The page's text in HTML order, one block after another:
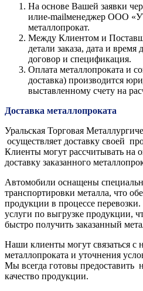
На основе Вашей заявки
илиe-mailменеджер ООО
металлопрокат.
Между Клиентом и
детали заказа, дата и
договор и спецификация.
Оплата металлопроката и
доставка) производится
выставленному счету на
Доставка металлопроката
Уральская Торговая
осуществляет доставку своей
Клиенты могут рассчитывать на
доставку заказанного
Автомобили оснащены
транспортировки металла, что
продукции в процессе
услуги по выгрузке продукции,
быстро получить заказанный
Наши клиенты могут связаться с
металлопроката и уточнения
Мы всегда готовы предоставить
качество продукции.